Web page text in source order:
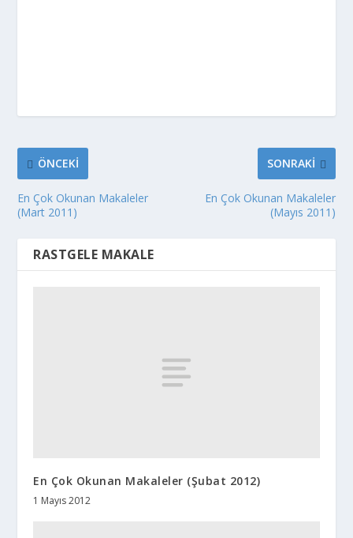
ÖNCEKI
En Çok Okunan Makaleler
(Mart 2011)
SONRAKI
En Çok Okunan Makaleler
(Mayıs 2011)
RASTGELE MAKALE
En Çok Okunan Makaleler (Şubat 2012)
1 Mayıs 2012